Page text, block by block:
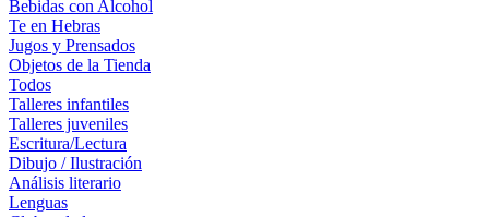
Bebidas con Alcohol
Te en Hebras
Jugos y Prensados
Objetos de la Tienda
Todos
Talleres infantiles
Talleres juveniles
Escritura/Lectura
Dibujo / Ilustración
Análisis literario
Lenguas